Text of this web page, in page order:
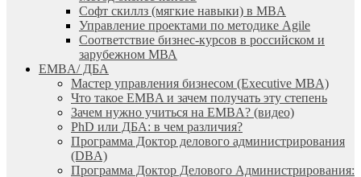
Софт скиллз (мягкие навыки) в MBA
Управление проектами по методике Agile
Соответствие бизнес-курсов в российском и
зарубежном МВА
EMBA/ ДБA
Мастер управления бизнесом (Executive MBA)
Что такое EMBA и зачем получать эту степень
Зачем нужно учиться на EMBA? (видео)
PhD или ДБА: в чем различия?
Программа Доктор делового администрирования
(DBА)
Программа Доктор Делового Администрирования: